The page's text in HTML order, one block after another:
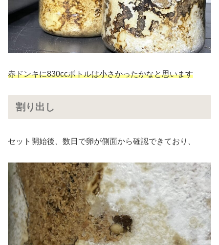
赤ドンキに830ccボトルは小さかったかなと思います
割り出し
セット開始後、数日で卵が側面から確認できており、